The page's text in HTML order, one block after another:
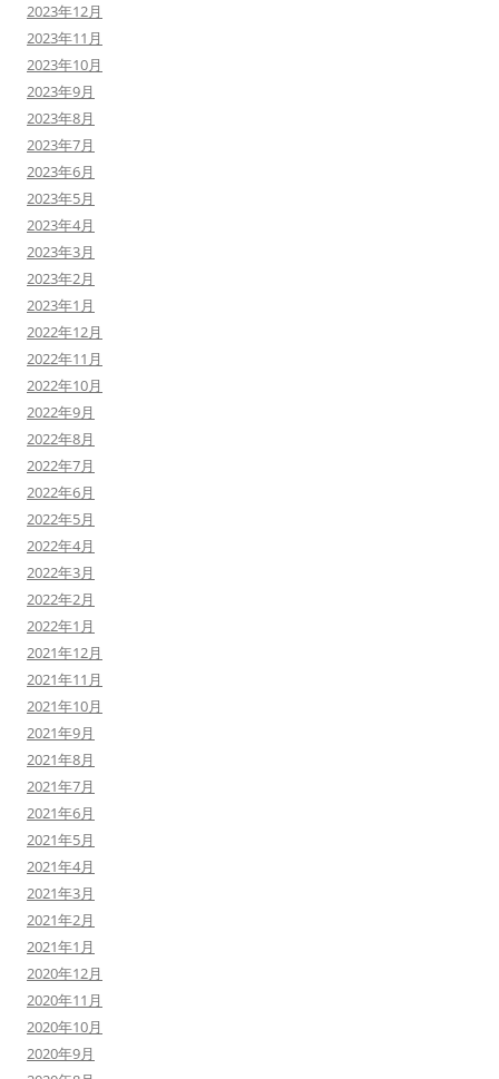
2023年12月
2023年11月
2023年10月
2023年9月
2023年8月
2023年7月
2023年6月
2023年5月
2023年4月
2023年3月
2023年2月
2023年1月
2022年12月
2022年11月
2022年10月
2022年9月
2022年8月
2022年7月
2022年6月
2022年5月
2022年4月
2022年3月
2022年2月
2022年1月
2021年12月
2021年11月
2021年10月
2021年9月
2021年8月
2021年7月
2021年6月
2021年5月
2021年4月
2021年3月
2021年2月
2021年1月
2020年12月
2020年11月
2020年10月
2020年9月